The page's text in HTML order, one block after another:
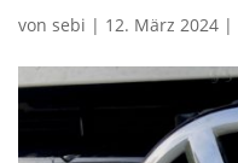
von sebi | 12. März 2024 |